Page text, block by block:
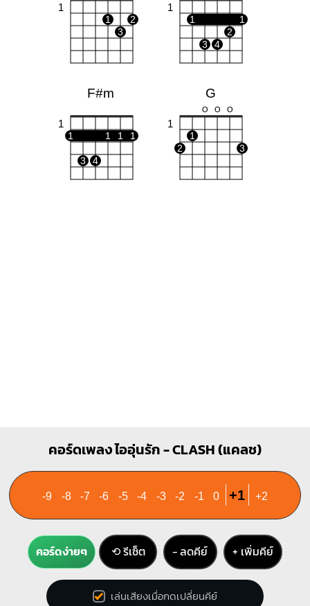
1
1
2
3
1
1
1
2
3
4
F#m
1
1 1 1 1
3 4
G
O O O
1
1
2
3
คอร์ดเพลง ไออุ่นรัก - CLASH (แคลช)
-9 -8 -7 -6 -5 -4 -3 -2 -1 0 +1 +2
คอร์ดง่ายๆ ⟲ รีเซ็ต − ลดคีย์ + เพิ่มคีย์
เล่นเสียงเมื่อกดเปลี่ยนคีย์